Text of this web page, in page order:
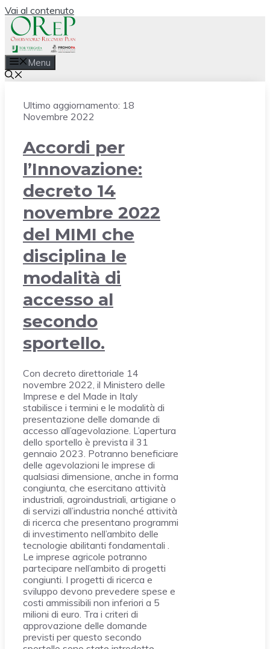
Vai al contenuto
Menu
Ultimo aggiornamento: 18
Novembre 2022
Accordi per
l’Innovazione:
decreto 14
novembre 2022
del MIMI che
disciplina le
modalità di
accesso al
secondo
sportello.
Con decreto direttoriale 14
novembre 2022, il Ministero delle
Imprese e del Made in Italy
stabilisce i termini e le modalità di
presentazione delle domande di
accesso all’agevolazione. L’apertura
dello sportello è prevista il 31
gennaio 2023. Potranno beneficiare
delle agevolazioni le imprese di
qualsiasi dimensione, anche in forma
congiunta, che esercitano attività
industriali, agroindustriali, artigiane o
di servizi all’industria nonché attività
di ricerca che presentano programmi
di investimento nell’ambito delle
tecnologie abilitanti fondamentali .
Le imprese agricole potranno
partecipare nell’ambito di progetti
congiunti. I progetti di ricerca e
sviluppo devono prevedere spese e
costi ammissibili non inferiori a 5
milioni di euro. Tra i criteri di
approvazione delle domande
previsti per questo secondo